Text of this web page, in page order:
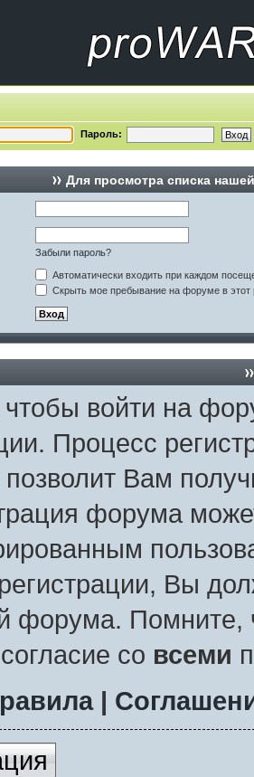
Пароль:
Для просмотра списка
Забыли пароль?
Автоматически входить при каждом
Скрыть мое пребывание на форуме в этот
чтобы войти на
Процесс
позволит Вам
форума
Вы
форума.
со всеми
|